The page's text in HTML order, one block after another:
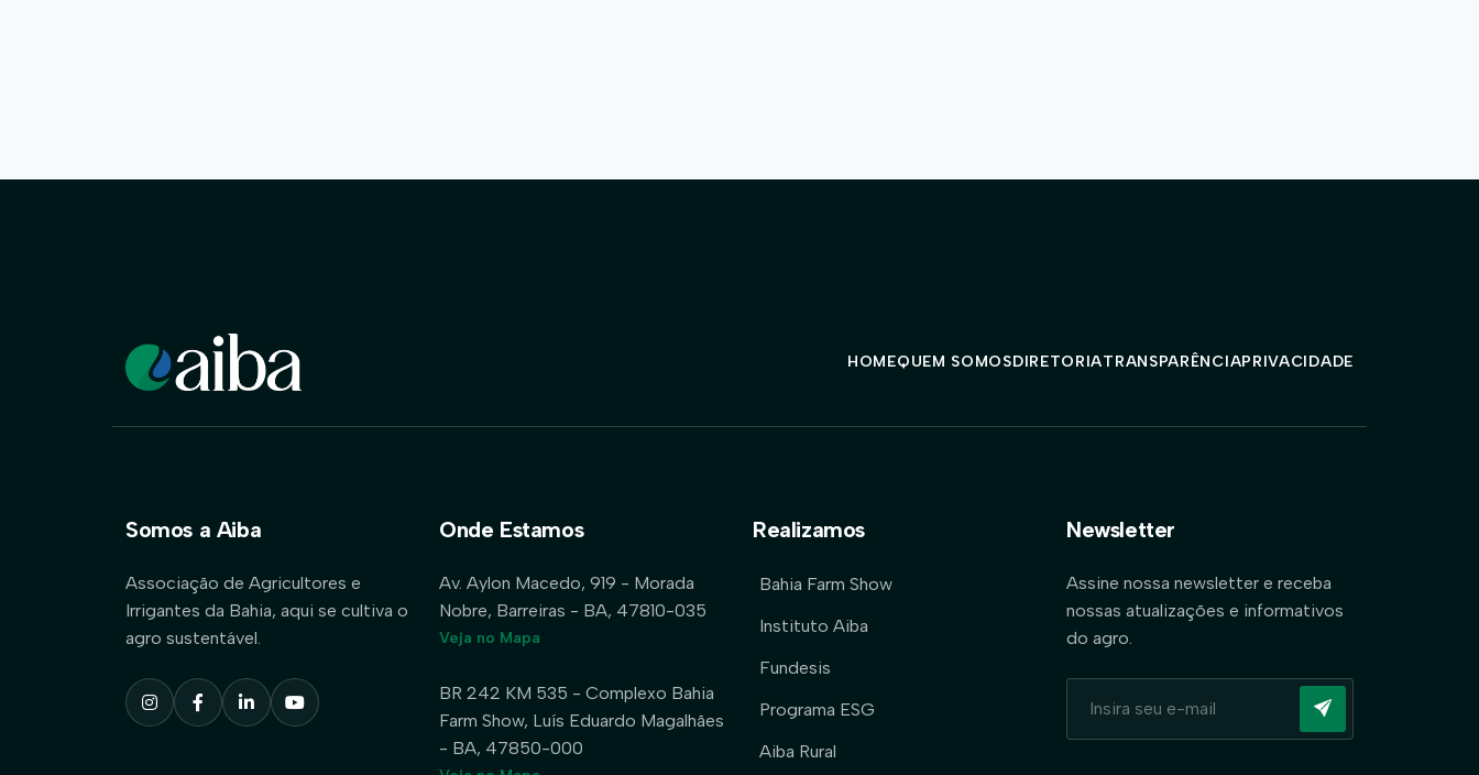
HOMEQUEM SOMOSDIRETORIATRANSPARÊNCIAPRIVACIDADE
Somos a Aiba
Associação de Agricultores e
Irrigantes da Bahia, aqui se cultiva o
agro sustentável.
Onde Estamos
Av. Aylon Macedo, 919 - Morada
Nobre, Barreiras - BA, 47810-035
Veja no Mapa
BR 242 KM 535 - Complexo Bahia
Farm Show, Luís Eduardo Magalhães
- BA, 47850-000
Realizamos
Bahia Farm Show
Instituto Aiba
Fundesis
Programa ESG
Aiba Rural
Newsletter
Assine nossa newsletter e receba
nossas atualizações e informativos
do agro.